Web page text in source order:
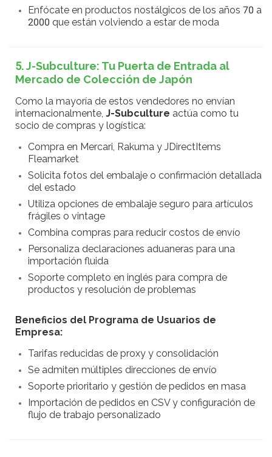
Enfócate en productos nostálgicos de los años 70 a
2000 que están volviendo a estar de moda
5. J-Subculture: Tu Puerta de Entrada al
Mercado de Colección de Japón
Como la mayoría de estos vendedores no envían
internacionalmente, J-Subculture actúa como tu
socio de compras y logística:
Compra en Mercari, Rakuma y JDirectItems
Fleamarket
Solicita fotos del embalaje o confirmación detallada
del estado
Utiliza opciones de embalaje seguro para artículos
frágiles o vintage
Combina compras para reducir costos de envío
Personaliza declaraciones aduaneras para una
importación fluida
Soporte completo en inglés para compra de
productos y resolución de problemas
Beneficios del Programa de Usuarios de
Empresa:
Tarifas reducidas de proxy y consolidación
Se admiten múltiples direcciones de envío
Soporte prioritario y gestión de pedidos en masa
Importación de pedidos en CSV y configuración de
flujo de trabajo personalizado